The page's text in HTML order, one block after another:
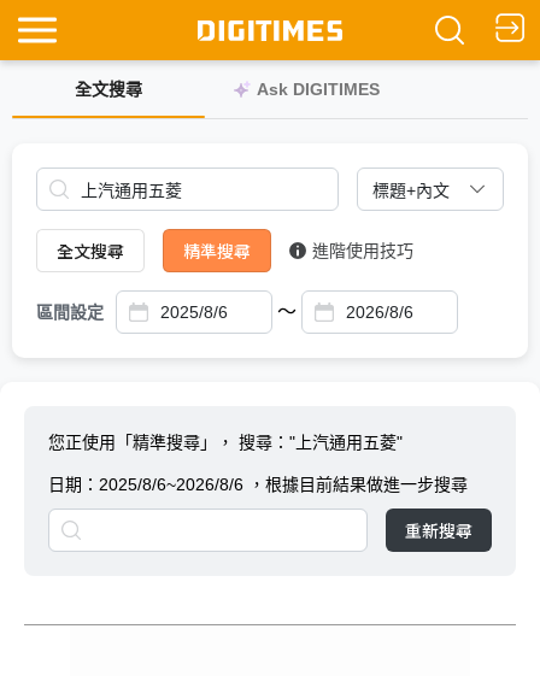
全文搜尋 Ask DIGITIMES
全文搜尋 精準搜尋 進階使用技巧
區間設定 ～
您正使用「精準搜尋」， 搜尋："上汽通用五菱"
日期： 2025/8/6~2026/8/6 ，根據目前結果做進一步搜尋
重新搜尋